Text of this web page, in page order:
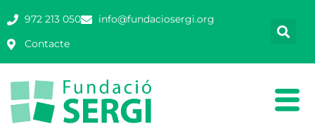
972 213 050
info@fundaciosergi.org
Contacte